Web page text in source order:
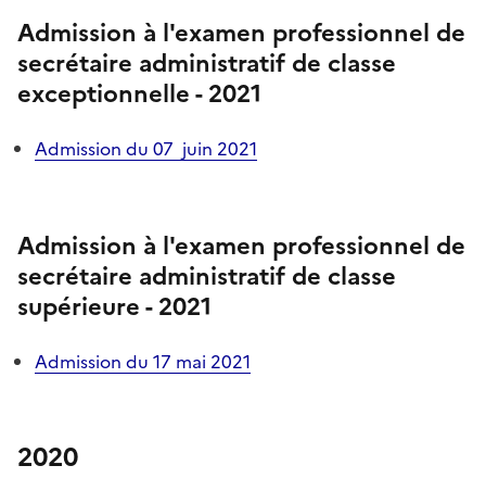
Admission à l'examen professionnel de
secrétaire administratif de classe
exceptionnelle - 2021
Admission du 07 juin 2021
Admission à l'examen professionnel de
secrétaire administratif de classe
supérieure - 2021
Admission du 17 mai 2021
2020